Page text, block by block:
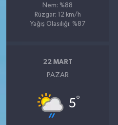
Nem: %88
Rüzgar: 12 km/h
Yağış Olasılığı: %87
22 MART
PAZAR
5°